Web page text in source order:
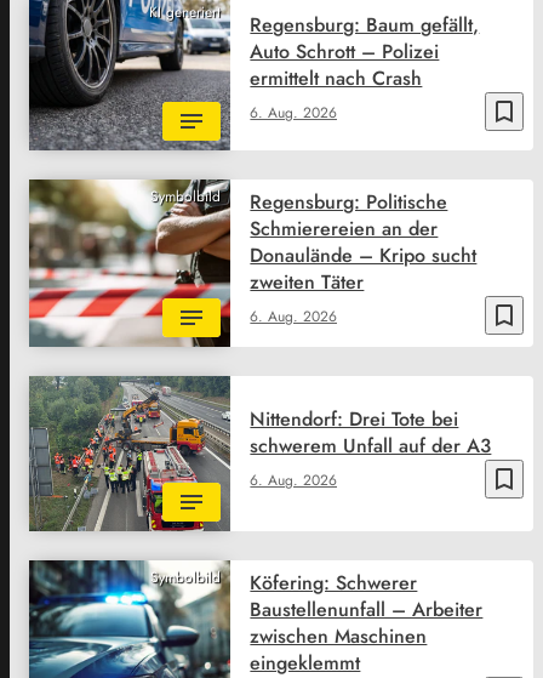
KI generiert
bookmark_border
6. Aug. 2026
Regensburg: Baum gefällt,
Auto Schrott – Polizei
ermittelt nach Crash
Symbolbild
bookmark_border
6. Aug. 2026
Regensburg: Politische
Schmierereien an der
Donaulände – Kripo sucht
zweiten Täter
bookmark_border
6. Aug. 2026
Nittendorf: Drei Tote bei
schwerem Unfall auf der A3
Symbolbild
Köfering: Schwerer
Baustellenunfall – Arbeiter
zwischen Maschinen
eingeklemmt